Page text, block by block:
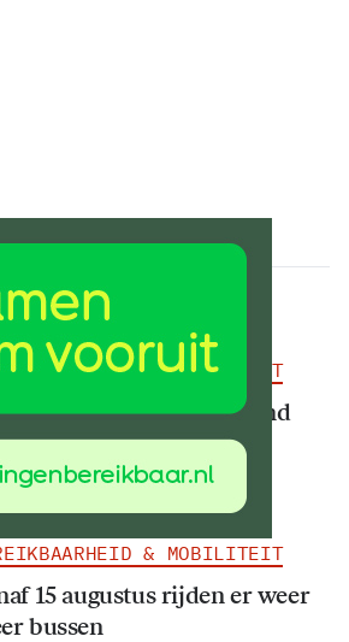
artikelen
& MOBILITEIT
van N34 meer dan maand
vanwege
& MOBILITEIT
15 augustus rijden er weer
bussen